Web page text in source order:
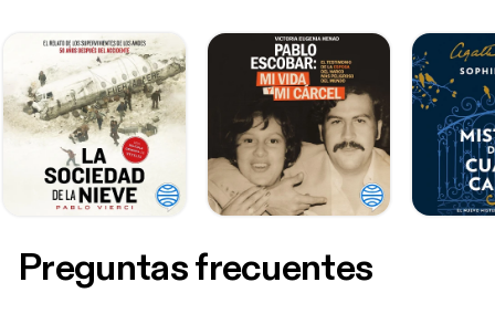
Preguntas frecuentes